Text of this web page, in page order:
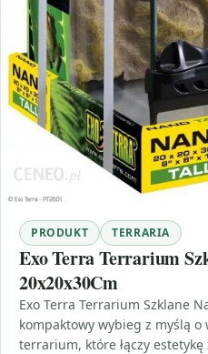
PRODUKT TERRARIA
Exo Terra Terrarium
20x20x30Cm
Exo Terra Terrarium Szklane
kompaktowy wybieg z myślą o
terrarium, które łączy